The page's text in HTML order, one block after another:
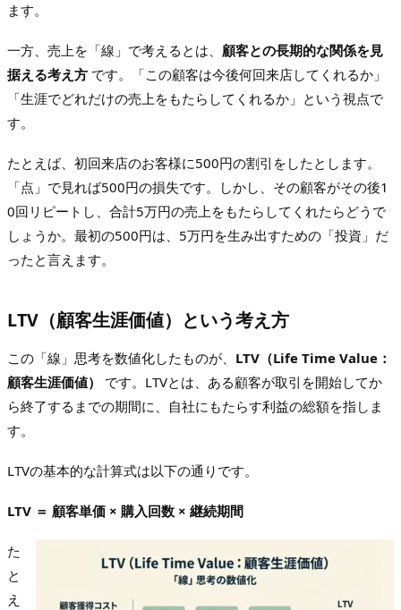
ます。
一方、売上を「線」で考えるとは、 顧客との長期的な関係を見
据える考え方 です。「この顧客は今後何回来店してくれるか」
「生涯でどれだけの売上をもたらしてくれるか」という視点で
す。
たとえば、初回来店のお客様に500円の割引をしたとします。
「点」で見れば500円の損失です。しかし、その顧客がその後1
0回リピートし、合計5万円の売上をもたらしてくれたらどうで
しょうか。最初の500円は、5万円を生み出すための「投資」だ
ったと言えます。
LTV（顧客生涯価値）という考え方
この「線」思考を数値化したものが、 LTV（Life Time Value：
顧客生涯価値）
です。LTVとは、ある顧客が取引を開始してか
ら終了するまでの期間に、自社にもたらす利益の総額を指しま
す。
LTVの基本的な計算式は以下の通りです。
LTV ＝ 顧客単価 × 購入回数 × 継続期間
た
と
え